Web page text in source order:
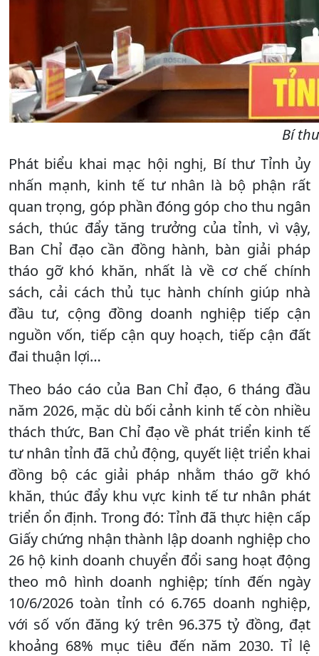
Bí
Phát biểu khai mạc hội nghị, Bí thư Tỉnh ủy
nhấn mạnh, kinh tế tư nhân là bộ phận rất
quan trọng, góp phần đóng góp cho thu ngân
sách, thúc đẩy tăng trưởng của tỉnh, vì vậy,
Ban Chỉ đạo cần đồng hành, bàn giải pháp
tháo gỡ khó khăn, nhất là về cơ chế chính
sách, cải cách thủ tục hành chính giúp nhà
đầu tư, cộng đồng doanh nghiệp tiếp cận
nguồn vốn, tiếp cận quy hoạch, tiếp cận đất
đai thuận lợi…
Theo báo cáo của Ban Chỉ đạo, 6 tháng đầu
năm 2026, mặc dù bối cảnh kinh tế còn nhiều
thách thức, Ban Chỉ đạo về phát triển kinh tế
tư nhân tỉnh đã chủ động, quyết liệt triển khai
đồng bộ các giải pháp nhằm tháo gỡ khó
khăn, thúc đẩy khu vực kinh tế tư nhân phát
triển ổn định. Trong đó: Tỉnh đã thực hiện cấp
Giấy chứng nhận thành lập doanh nghiệp cho
26 hộ kinh doanh chuyển đổi sang hoạt động
theo mô hình doanh nghiệp; tính đến ngày
10/6/2026 toàn tỉnh có 6.765 doanh nghiệp,
với số vốn đăng ký trên 96.375 tỷ đồng, đạt
khoảng 68% mục tiêu đến năm 2030. Tỉ lệ